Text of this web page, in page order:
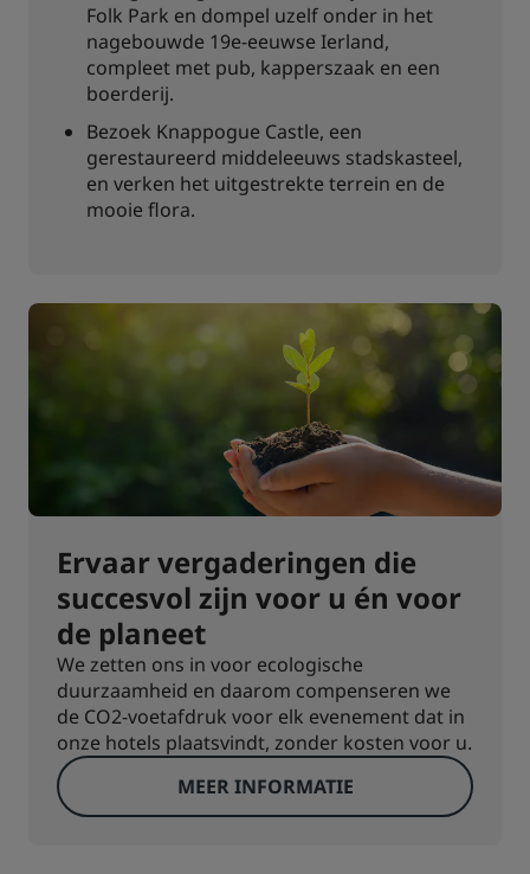
Folk Park en dompel uzelf onder in het
nagebouwde 19e-eeuwse Ierland,
compleet met pub, kapperszaak en een
boerderij.
Bezoek Knappogue Castle, een
gerestaureerd middeleeuws stadskasteel,
en verken het uitgestrekte terrein en de
mooie flora.
Ervaar vergaderingen die
succesvol zijn voor u én voor
de planeet
We zetten ons in voor ecologische
duurzaamheid en daarom compenseren we
de CO2-voetafdruk voor elk evenement dat in
onze hotels plaatsvindt, zonder kosten voor u.
MEER INFORMATIE